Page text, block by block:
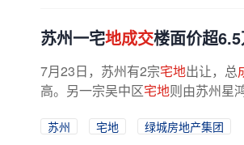
苏州一宅地成交楼面价超
7月23日，苏州有2宗宅地出让，总
高。另一宗吴中区宅地则由苏州星
苏州 宅地
绿城房地产集团